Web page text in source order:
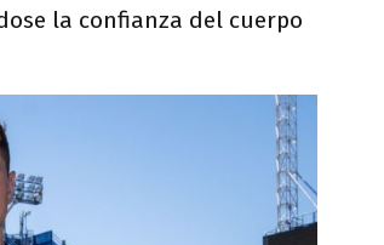
la confianza del cuerpo